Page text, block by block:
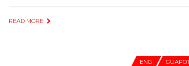
READ MORE
ENG